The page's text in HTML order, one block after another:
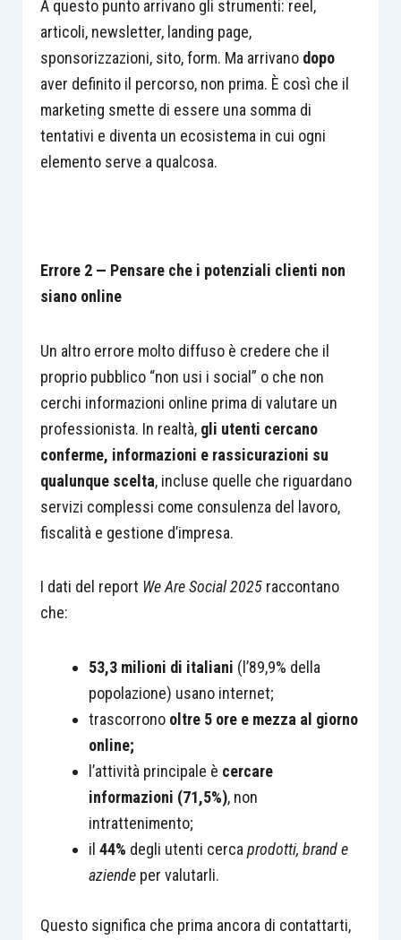
A questo punto arrivano gli strumenti: reel,
articoli, newsletter, landing page,
sponsorizzazioni, sito, form. Ma arrivano dopo
aver definito il percorso, non prima. È così che il
marketing smette di essere una somma di
tentativi e diventa un ecosistema in cui ogni
elemento serve a qualcosa.
Errore 2 — Pensare che i potenziali clienti non
siano online
Un altro errore molto diffuso è credere che il
proprio pubblico “non usi i social” o che non
cerchi informazioni online prima di valutare un
professionista. In realtà, gli utenti cercano
conferme, informazioni e rassicurazioni su
qualunque scelta, incluse quelle che riguardano
servizi complessi come consulenza del lavoro,
fiscalità e gestione d’impresa.
I dati del report We Are Social 2025raccontano
che:
53,3 milioni di italiani (l’89,9% della
popolazione) usano internet;
trascorrono oltre 5 ore e mezza al giorno
online;
l’attività principale è cercare
informazioni (71,5%), non
intrattenimento;
il 44% degli utenti cerca prodotti, brand e
aziendeper valutarli.
Questo significa che prima ancora di contattarti,